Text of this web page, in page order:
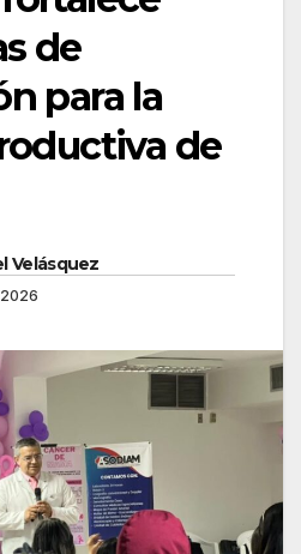
de
para la
de
Velásquez
2026